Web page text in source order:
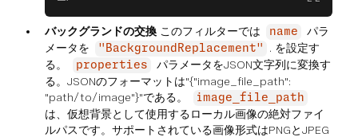
バックグランドの交換 このフィルターでは name
パラ
メータを
"BackgroundReplacement"
. を設定す
る。
properties
パラメータをJSON文字列に変換す
る。JSONのフォーマットは"{"image_file_path":
"path/to/image"}"である。
image_file_path
は、仮想背景として使用するローカル画像の絶対ファイ
ルパスです。サポートされている画像形式はPNGとJPEG